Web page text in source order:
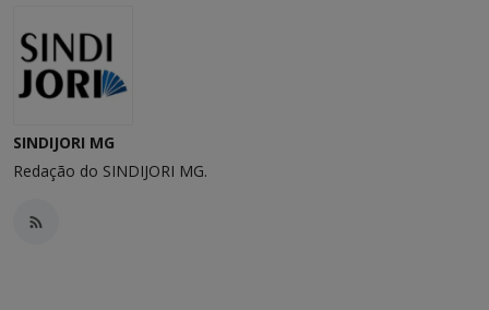
SINDIJORI MG
Redação do SINDIJORI MG.